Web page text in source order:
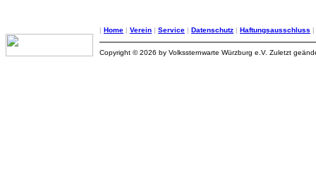
| Home | Verein | Service | Datenschutz | Haftungsausschluss |
Copyright © 2026 by Volkssternwarte Würzburg e.V. Zuletzt